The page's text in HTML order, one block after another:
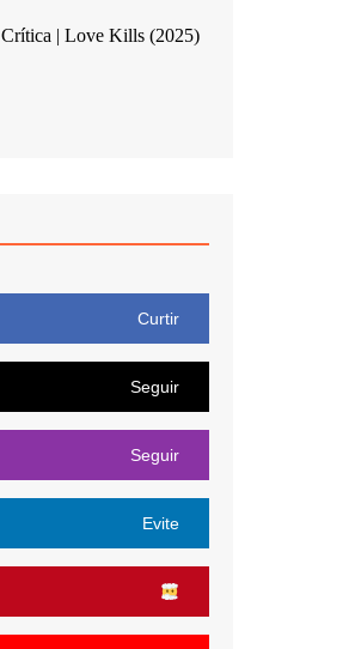
Crítica | Love Kills (2025)
Curtir
Seguir
Seguir
Evite